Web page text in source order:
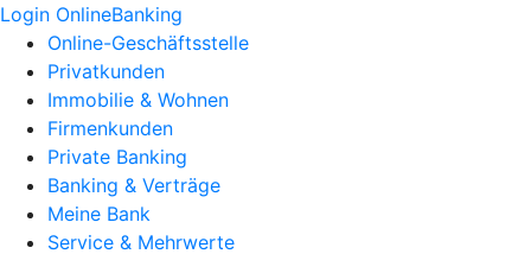
Login OnlineBanking
Online-Geschäftsstelle
Privatkunden
Immobilie & Wohnen
Firmenkunden
Private Banking
Banking & Verträge
Meine Bank
Service & Mehrwerte